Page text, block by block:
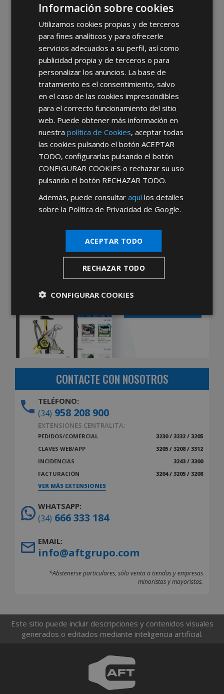
Hazte Distribuidor
Oficial de AFT
Ser distribuidor
tiene sus ventajas
Mayoristas de Ferretería:
Hacemos realidad su
negocio
Hazte franquiciado
SABER MÁS
Aplicación Oficial AFT
PARA SMARTPHONES
CONTACTE CON NOSOTROS
TELÉFONO:
(34) 958 208 900
EXTENSIONES CENTRALITA:
PEDIDOS/COMERCIAL
3230 / 3232 / 3205
CLAVES WEB/APP
3205 / 3208 / 3312
INCIDENCIAS
3243 / 3300
FACTURACIÓN
3204 / 3205 / 3208
VER MÁS EXTENSIONES
WHATSAPP:
(34) 666 333 184
EMAIL:
info@aftgrupo.com
*Abstenerse particulares, sólo venta a tiendas y empresas
minoristas y mayoristas.
Este sitio puede incluir descripciones y contenidos visuales
generados o editados mediante inteligencia artificial.
Información sobre cookies
Utilizamos cookies propias y de terceros
para fines analíticos y para ofrecerle
servicios adecuados a su perfil, así como
publicidad propia y de terceros o para
personalizar los anuncios. La base de
tratamiento es el consentimiento, salvo
en el caso de las cookies imprescindibles
para el correcto funcionamiento del sitio
web. Puede obtener más información en
nuestrapolítica de Cookies, aceptar todas
las cookies pulsando el botónACEPTAR
TODO, configurarlas pulsando el botón
CONFIGURAR COOKIES o rechazar su uso
pulsando el botón RECHAZAR TODO.
Además, puede consultaraquílos detalles
sobre la Política de Privacidad de Google.
ACEPTAR TODO
RECHAZAR TODO
CONFIGURAR COOKIES